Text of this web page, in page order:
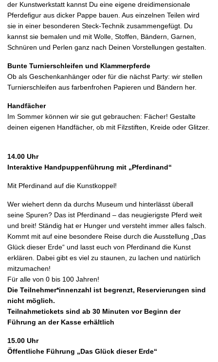
der Kunstwerkstatt kannst Du eine eigene dreidimensionale
Pferdefigur aus dicker Pappe bauen. Aus einzelnen Teilen wird
sie in einer besonderen Steck-Technik zusammengefügt. Du
kannst sie bemalen und mit Wolle, Stoffen, Bändern, Garnen,
Schnüren und Perlen ganz nach Deinen Vorstellungen gestalten.
Bunte Turnierschleifen und Klammerpferde
Ob als Geschenkanhänger oder für die nächst Party: wir stellen
Turnierschleifen aus farbenfrohen Papieren und Bändern her.
Handfächer
Im Sommer können wir sie gut gebrauchen: Fächer! Gestalte
deinen eigenen Handfächer, ob mit Filzstiften, Kreide oder Glitzer.
14.00 Uhr
Interaktive Handpuppenführung mit „Pferdinand“
Mit Pferdinand auf die Kunstkoppel!
Wer wiehert denn da durchs Museum und hinterlässt überall
seine Spuren? Das ist Pferdinand – das neugierigste Pferd weit
und breit! Ständig hat er Hunger und versteht immer alles falsch.
Kommt mit auf eine besondere Reise durch die Ausstellung „Das
Glück dieser Erde“ und lasst euch von Pferdinand die Kunst
erklären. Dabei gibt es viel zu staunen, zu lachen und natürlich
mitzumachen!
Für alle von 0 bis 100 Jahren!
Die Teilnehmer*innenzahl ist begrenzt, Reservierungen sind
nicht möglich.
Teilnahmetickets sind ab 30 Minuten vor Beginn der
Führung an der Kasse erhältlich
15.00 Uhr
Öffentliche Führung „Das Glück dieser Erde“